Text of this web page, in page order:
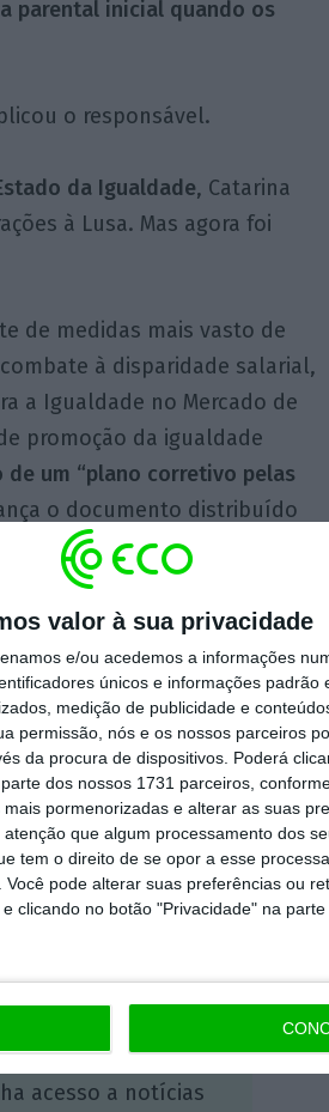
valor à sua privacidade
e/ou acedemos a informações
únicos e informações padrão
medição de publicidade e
permissão, nós e os nossos parceiros
da procura de dispositivos. Poderá
dos nossos 1731 parceiros,
pormenorizadas e alterar as suas
atenção que algum processamento dos
tem o direito de se opor a esse
pode alterar suas preferências ou
clicando no botão "Privacidade" na parte
parental inicial quando os
o responsável.
da Igualdade, Catarina
à Lusa. Mas agora foi
de medidas mais vasto de
à disparidade salarial,
a Igualdade no Mercado de
promoção da igualdade
de um “plano corretivo pelas
o documento distribuído
do que
acesso a notícias